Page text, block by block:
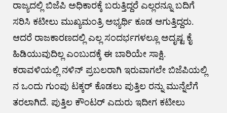
ರಾಜ್ಯದಲ್ಲಿ ಬಿಜೆಪಿ ಅಧಿಕಾರಕ್ಕೆ ಬರುತ್ತಿದ್ದರೆ ಎಲ್ಲರನ್ನೂ ಬದಿಗೆ
ಸರಿಸಿ ಕಟೀಲು ಮುಖ್ಯಮಂತ್ರಿ ಅಭ್ಯರ್ಥಿ ಕೂಡ ಆಗುತ್ತಿದ್ದರು.
ಆದರೆ ರಾಜಕಾರಣದಲ್ಲಿ ಎಲ್ಲ ಸಂದರ್ಭಗಳಲ್ಲೂ ಅದೃಷ್ಟ ಕೈ
ಹಿಡಿಯುವುದಿಲ್ಲ ಎಂಬುದಕ್ಕೆ ಈ ಬಾರಿಯೇ ಸಾಕ್ಷಿ.
ಕರಾವಳಿಯಲ್ಲಿ ನಳಿನ್ ಪ್ರಬಲರಾಗಿ ಇರುವಾಗಲೇ ಬಿಜೆಪಿಯಲ್ಲಿ
ನ ಒಂದು ಗುಂಪು ಟಕ್ಕರ್ ಕೊಡಲು ಪುತ್ತಿಲ ರನ್ನು ಮುನ್ನೆಲೆಗೆ
ತರಲಾಗಿದೆ. ಪುತ್ತಿಲ ಕೌಂಟರ್ ಎದುರು ಇದೀಗ ಕಟೀಲು